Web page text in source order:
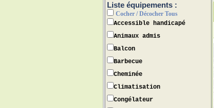
Liste équipements :
Cocher / Décocher Tous
Accessible handicapé
Animaux admis
Balcon
Barbecue
Cheminée
Climatisation
Congélateur